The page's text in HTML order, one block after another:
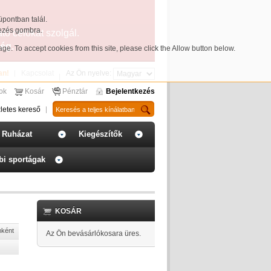
talál.
gombra.
. To accept cookies from this site, please click the Allow button below.
célokat szolgál.
Az Ön nyelve:
Kosár Pénztár Bejelentkezés
kereső
Ruházat Kiegészítők
sportágak
KOSÁR
Az Ön bevásárlókosara üres.